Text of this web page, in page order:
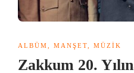
ALBÜM MANŞET MÜZIK
Zakkum 20.